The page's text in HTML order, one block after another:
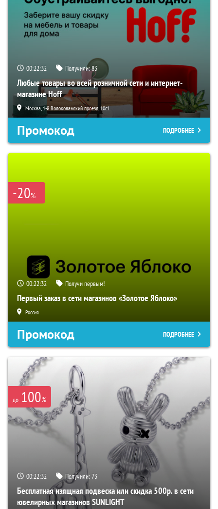
00:22:31 Получили:83
Любые товары во всей розничной сети и интернет-
магазине Hoff
Москва, 1-й Волоколамский проезд, 10с1
Промокод ПОДРОБНЕЕ
-20%
00:22:31 Получи первым!
Первый заказ в сети магазинов «Золотое Яблоко»
Россия
Промокод ПОДРОБНЕЕ
до 100%
00:22:31 Получили:73
Бесплатная изящная подвеска или скидка 500р. в сети
ювелирных магазинов SUNLIGHT